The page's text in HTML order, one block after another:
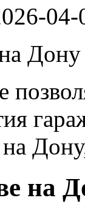
04-
Дону
на